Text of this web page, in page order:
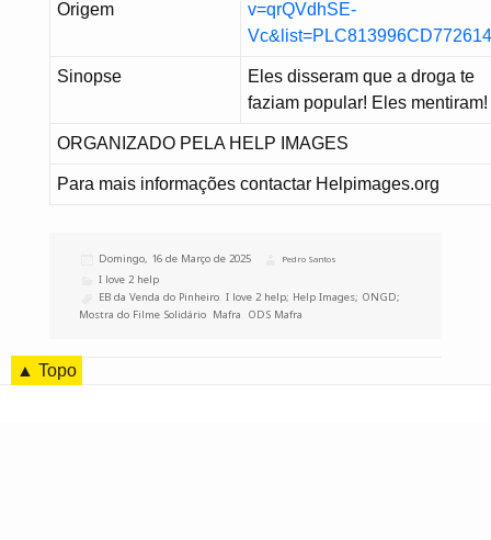
Origem
v=qrQVdhSE-
Sinopse
Eles disseram que a droga te
faziam popular! Eles mentiram!
ORGANIZADO PELA HELP IMAGES
Para mais informações contactar Helpimages.org
Publicado
Domingo, 16 de Março de 2025 Autor
Pedro Santos
Categorias
I love 2 help
Etiquetas
EB da Venda do Pinheiro ,I love 2 help; Help Images; ONGD;
Mostra do Filme Solidário Mafra ODS Mafra
▲ Topo